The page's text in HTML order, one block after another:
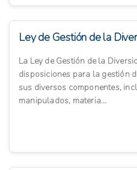
Ley de Gestión de la
La Ley de Gestión de la
disposiciones para la gestión
sus diversos componentes,
manipulados, materia...